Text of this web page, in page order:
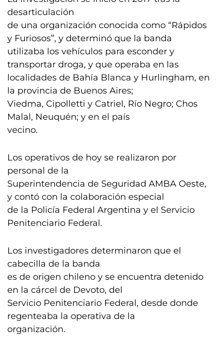
desarticulación
de una organización conocida como “Rápidos
y Furiosos”, y determinó que la banda
utilizaba los vehículos para esconder y
transportar droga, y que operaba en las
localidades de Bahía Blanca y Hurlingham, en
la provincia de Buenos Aires;
Viedma, Cipolletti y Catriel, Río Negro; Chos
Malal, Neuquén; y en el país
vecino.
Los operativos de hoy se realizaron por
personal de la
Superintendencia de Seguridad AMBA Oeste,
y contó con la colaboración especial
de la Policía Federal Argentina y el Servicio
Penitenciario Federal.
Los investigadores determinaron que el
cabecilla de la banda
es de origen chileno y se encuentra detenido
en la cárcel de Devoto, del
Servicio Penitenciario Federal, desde donde
regenteaba la operativa de la
organización.